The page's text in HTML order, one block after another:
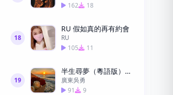
162
18
18
RU 假如真的再有約會
RU
105
11
19
半生尋夢（粵語版）—廣東吳勇
廣東吳勇
91
9